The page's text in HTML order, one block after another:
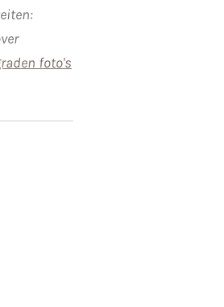
foto's